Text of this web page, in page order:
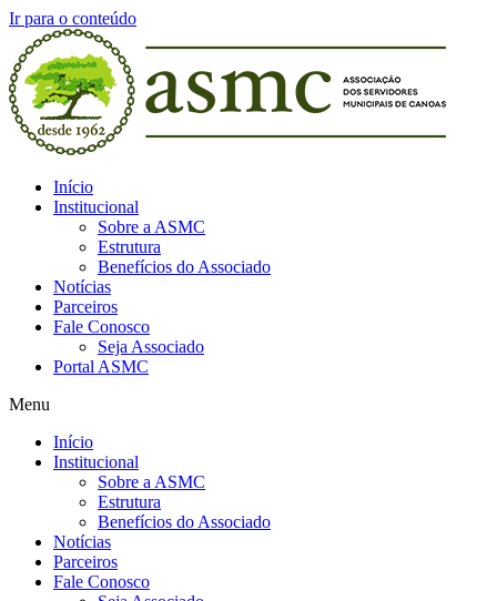
Ir para o conteúdo
Início
Institucional
Sobre a ASMC
Estrutura
Benefícios do Associado
Notícias
Parceiros
Fale Conosco
Seja Associado
Portal ASMC
Menu
Início
Institucional
Sobre a ASMC
Estrutura
Benefícios do Associado
Notícias
Parceiros
Fale Conosco